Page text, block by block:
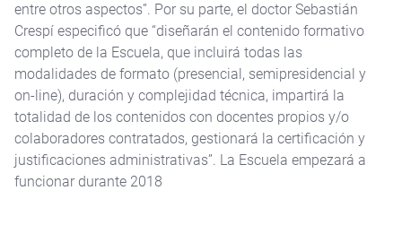
entre otros aspectos”. Por su parte, el doctor Sebastián
Crespí especificó que “diseñarán el contenido formativo
completo de la Escuela, que incluirá todas las
modalidades de formato (presencial, semipresidencial y
on-line), duración y complejidad técnica, impartirá la
totalidad de los contenidos con docentes propios y/o
colaboradores contratados, gestionará la certificación y
justificaciones administrativas”. La Escuela empezará a
funcionar durante 2018